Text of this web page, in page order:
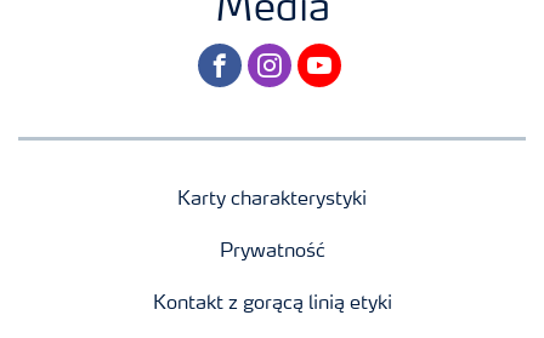
Media
facebookinstagram
youtube
Karty charakterystyki
Prywatność
Kontakt z gorącą linią etyki